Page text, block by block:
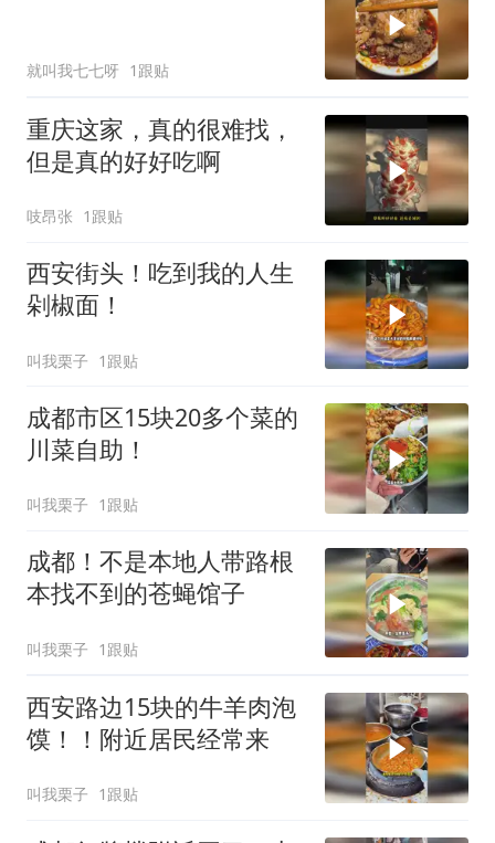
就叫我七七呀 1跟贴
重庆这家，真的很难找，
但是真的好好吃啊
吱昂张 1跟贴
西安街头！吃到我的人生
剁椒面！
叫我栗子 1跟贴
成都市区15块20多个菜的
川菜自助！
叫我栗子 1跟贴
成都！不是本地人带路根
本找不到的苍蝇馆子
叫我栗子 1跟贴
西安路边15块的牛羊肉泡
馍！！附近居民经常来
叫我栗子 1跟贴